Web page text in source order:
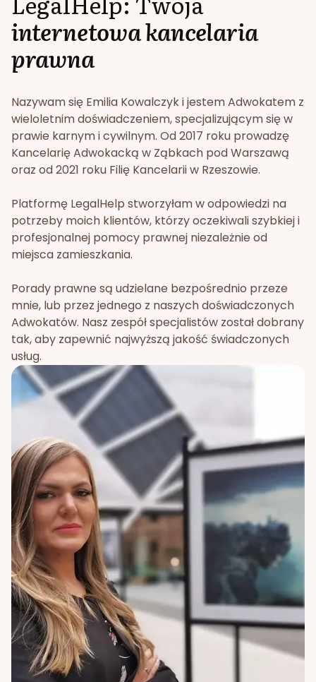
internetowa kancelaria
prawna
Nazywam się Emilia Kowalczyk i jestem Adwokatem z
wieloletnim doświadczeniem, specjalizującym się w
prawie karnym i cywilnym. Od 2017 roku prowadzę
Kancelarię Adwokacką w Ząbkach pod Warszawą
oraz od 2021 roku Filię Kancelarii w Rzeszowie.
Platformę LegalHelp stworzyłam w odpowiedzi na
potrzeby moich klientów, którzy oczekiwali szybkiej i
profesjonalnej pomocy prawnej niezależnie od
miejsca zamieszkania.
Porady prawne są udzielane bezpośrednio przeze
mnie, lub przez jednego z naszych doświadczonych
Adwokatów. Nasz zespół specjalistów został dobrany
tak, aby zapewnić najwyższą jakość świadczonych
usług.